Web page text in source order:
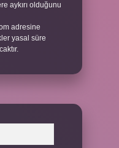
aykırı olduğunu
adresine
yasal süre